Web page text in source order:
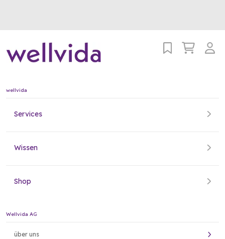
wellvida
Services
Wissen
Shop
Wellvida AG
über uns